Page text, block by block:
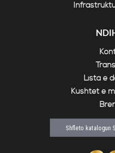
Lista e
Kushtet e
Shfleto katalogun